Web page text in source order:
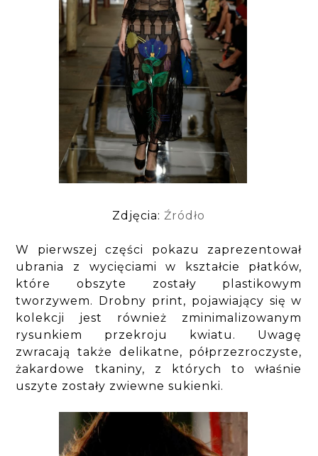
Zdjęcia:Źródło
W pierwszej części pokazu zaprezentował
ubrania z wycięciami w kształcie płatków,
które obszyte zostały plastikowym
tworzywem. Drobny print, pojawiający się w
kolekcji jest również zminimalizowanym
rysunkiem przekroju kwiatu. Uwagę
zwracają także delikatne, półprzezroczyste,
żakardowe tkaniny, z których to właśnie
uszyte zostały zwiewne sukienki.